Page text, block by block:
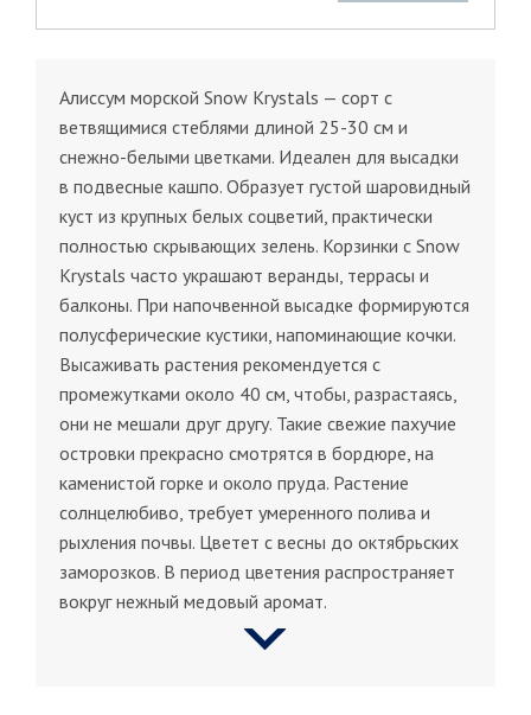
Алиссум морской Snow Krystals — сорт с
ветвящимися стеблями длиной 25-30 см и
снежно-белыми цветками. Идеален для высадки
в подвесные кашпо. Образует густой шаровидный
куст из крупных белых соцветий, практически
полностью скрывающих зелень. Корзинки с Snow
Krystals часто украшают веранды, террасы и
балконы. При напочвенной высадке формируются
полусферические кустики, напоминающие кочки.
Высаживать растения рекомендуется с
промежутками около 40 см, чтобы, разрастаясь,
они не мешали друг другу. Такие свежие пахучие
островки прекрасно смотрятся в бордюре, на
каменистой горке и около пруда. Растение
солнцелюбиво, требует умеренного полива и
рыхления почвы. Цветет с весны до октябрьских
заморозков. В период цветения распространяет
вокруг нежный медовый аромат.